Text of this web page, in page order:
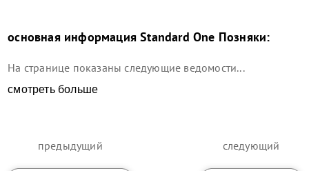
основная информация Standard One Позняки:
На странице показаны следующие ведомости...
смотреть больше
предыдущий следующий